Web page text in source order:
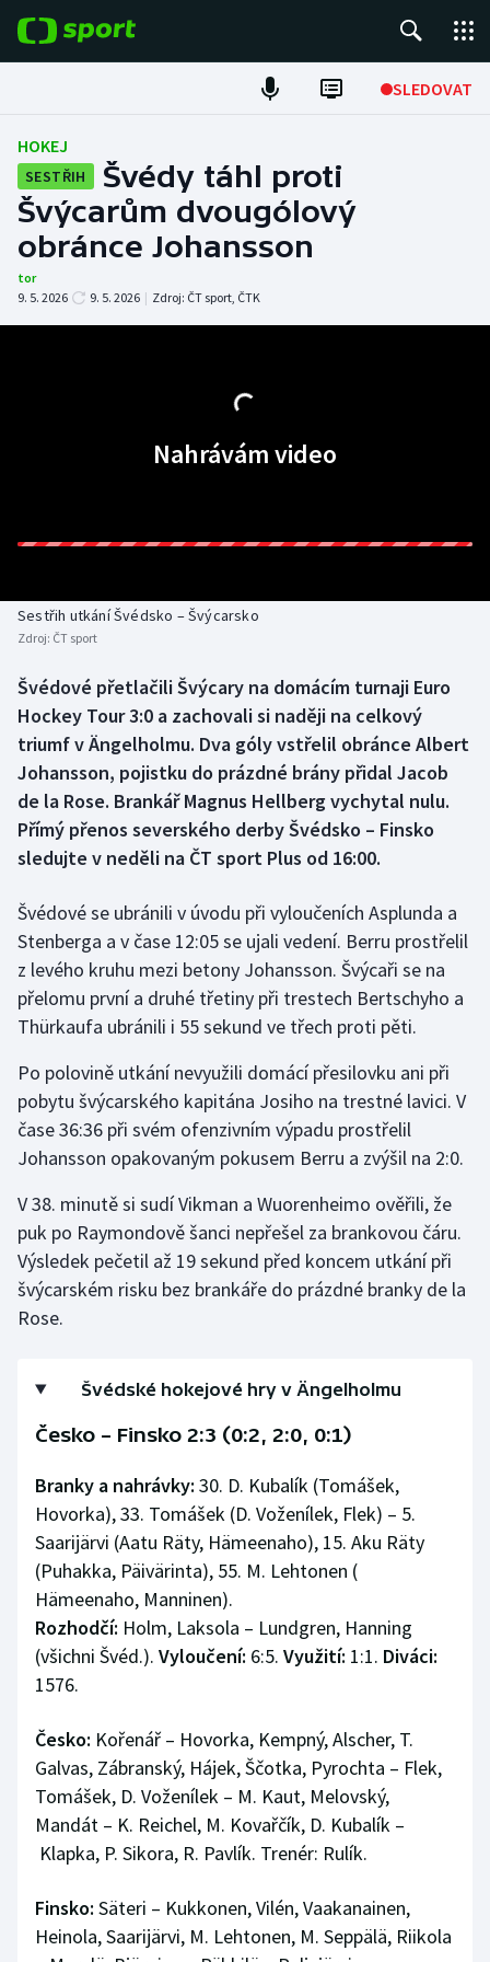
SLEDOVAT
Fotbal
Hokej
Tenis
Atletika
Americký fotbal
Biatlon
Box
Curling
Dostihy
Florbal
Futsal
Golf
Gymnastika
Házená
Jezdectví
Krasobruslení
Lezení
Moderní pětiboj
Olympijské hry
Parasport
Plavání
Plážový volejbal
Rychlobruslení
Rychlostní kanoistika
Sportovní střelba
Aplikace ČT sport
HOKEJ
SESTŘIH
Švédy táhl proti
Švýcarům dvougólový
obránce Johansson
tor
9. 5. 2026
9. 5. 2026 | Zdroj: ČT sport, ČTK
Nahrávám video
Sestřih utkání Švédsko – Švýcarsko
Zdroj: ČT sport
Švédové přetlačili Švýcary na domácím turnaji Euro
Hockey Tour 3:0 a zachovali si naději na celkový
triumf v Ängelholmu. Dva góly vstřelil obránce Albert
Johansson, pojistku do prázdné brány přidal Jacob
de la Rose. Brankář Magnus Hellberg vychytal nulu.
Přímý přenos severského derby Švédsko – Finsko
sledujte v neděli na ČT sport Plus od 16:00.
Švédové se ubránili v úvodu při vyloučeních Asplunda a
Stenberga a v čase 12:05 se ujali vedení. Berru prostřelil
z levého kruhu mezi betony Johansson. Švýcaři se na
přelomu první a druhé třetiny při trestech Bertschyho a
Thürkaufa ubránili i 55 sekund ve třech proti pěti.
Po polovině utkání nevyužili domácí přesilovku ani při
pobytu švýcarského kapitána Josiho na trestné lavici. V
čase 36:36 při svém ofenzivním výpadu prostřelil
Johansson opakovaným pokusem Berru a zvýšil na 2:0.
V 38. minutě si sudí Vikman a Wuorenheimo ověřili, že
puk po Raymondově šanci nepřešel za brankovou čáru.
Výsledek pečetil až 19 sekund před koncem utkání při
švýcarském risku bez brankáře do prázdné branky de la
Rose.
Švédské hokejové hry v Ängelholmu
Česko – Finsko 2:3 (0:2, 2:0, 0:1)
Branky a nahrávky: 30. D. Kubalík (Tomášek,
Hovorka), 33. Tomášek (D. Voženílek, Flek) – 5.
Saarijärvi (Aatu Räty, Hämeenaho), 15. Aku Räty
(Puhakka, Päivärinta), 55. M. Lehtonen (
Hämeenaho, Manninen).
Rozhodčí: Holm, Laksola – Lundgren, Hanning
(všichni Švéd.). Vyloučení: 6:5. Využití: 1:1. Diváci:
1576.
Česko: Kořenář – Hovorka, Kempný, Alscher, T.
Galvas, Zábranský, Hájek, Ščotka, Pyrochta – Flek,
Tomášek, D. Voženílek – M. Kaut, Melovský,
Mandát – K. Reichel, M. Kovařčík, D. Kubalík –
Klapka, P. Sikora, R. Pavlík. Trenér: Rulík.
Finsko: Säteri – Kukkonen, Vilén, Vaakanainen,
Heinola, Saarijärvi, M. Lehtonen, M. Seppälä, Riikola